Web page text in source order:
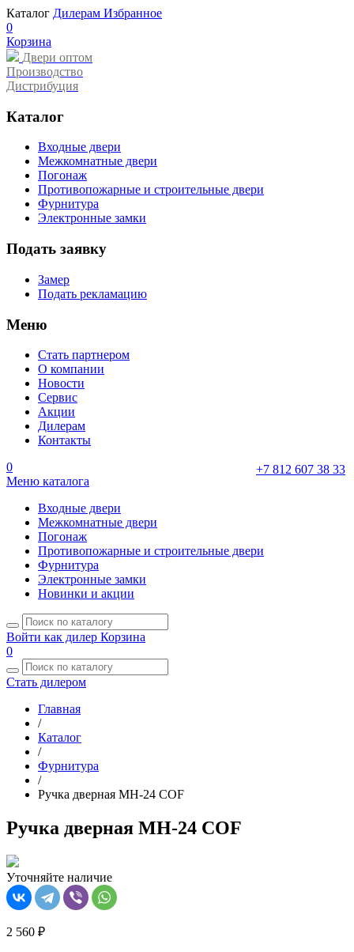
Каталог Дилерам Избранное
0
Корзина
Двери оптом
Производство
Дистрибуция
Каталог
Входные двери
Межкомнатные двери
Погонаж
Противопожарные и строительные двери
Фурнитура
Электронные замки
Подать заявку
Замер
Подать рекламацию
Меню
Стать партнером
О компании
Новости
Сервис
Акции
Дилерам
Контакты
+7 812 607 38 33
0
Меню каталога
Входные двери
Межкомнатные двери
Погонаж
Противопожарные и строительные двери
Фурнитура
Электронные замки
Новинки и акции
Войти как дилер Корзина
0
Стать дилером
Главная
/
Каталог
/
Фурнитура
/
Ручка дверная MH-24 COF
Ручка дверная MH-24 COF
Уточняйте наличие
2 560 ₽